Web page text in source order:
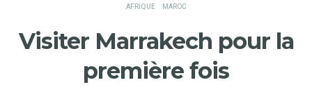
AFRIQUE MAROC
Visiter Marrakech pour la
première fois